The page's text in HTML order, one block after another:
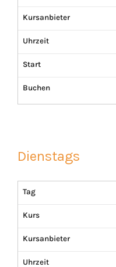
Kursanbieter
Uhrzeit
Start
Buchen
Dienstags
Tag
Kurs
Kursanbieter
Uhrzeit